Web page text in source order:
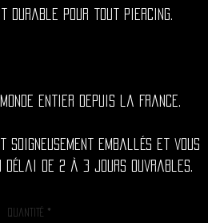
durable pour tout piercing.
entier depuis la France.
soigneusement emballés et vous
délai de 2 à 3 jours ouvrables.
Quantité *